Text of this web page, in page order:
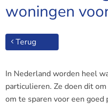
woningen
Terug
In Nederland worden heel
particulieren. Ze doen dit
om te sparen voor een goed